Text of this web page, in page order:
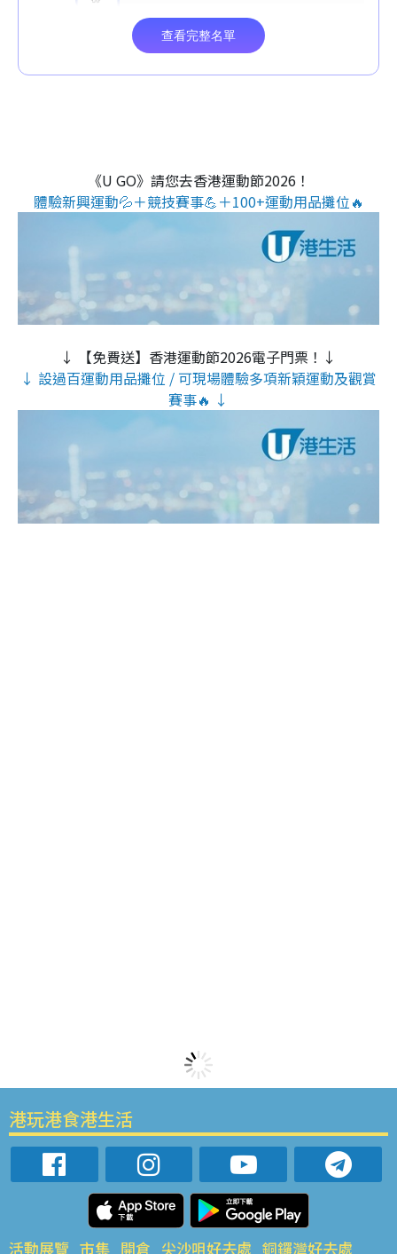
《U GO》請您去香港運動節2026！
體驗新興運動💦＋競技賽事💪＋100+運動用品攤位🔥
↓ 【免費送】香港運動節2026電子門票！↓
↓ 設過百運動用品攤位 / 可現場體驗多項新穎運動及觀賞
賽事🔥 ↓
港玩港食港生活
活動展覽 市集 開倉 尖沙咀好去處 銅鑼灣好去處